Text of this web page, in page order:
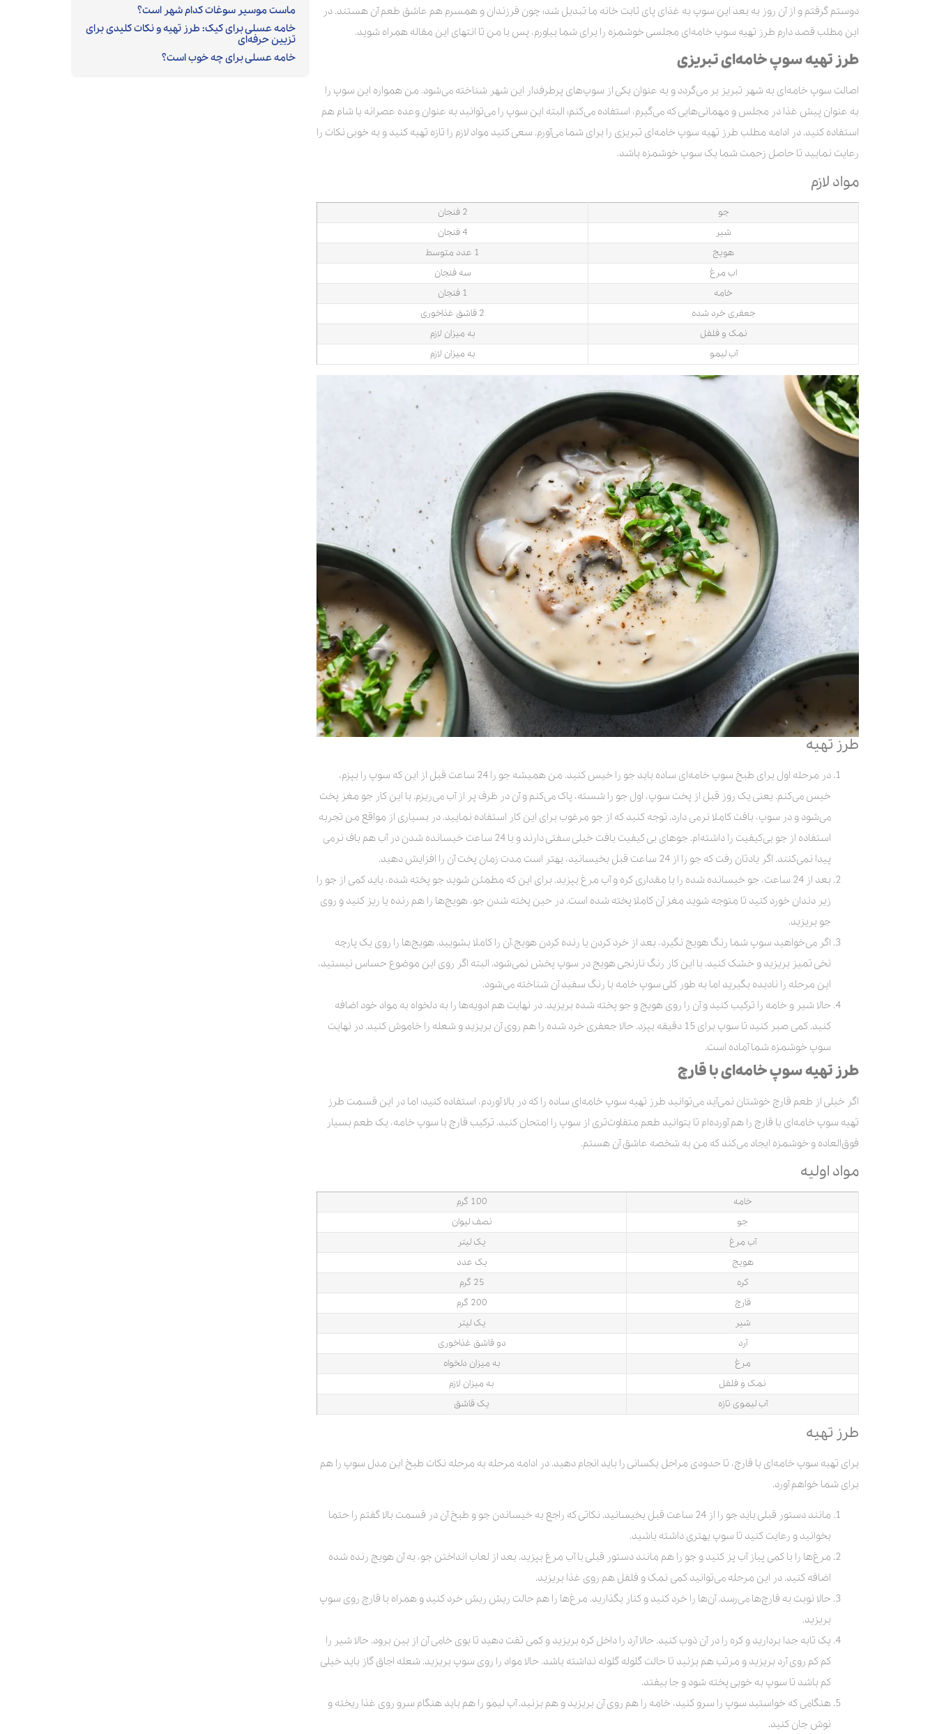
دوستم گرفتم و از آن روز به بعد این سوپ به غذای پای ثابت خانه ما تبدیل شد؛ چون فرزندان و همسرم هم عاشق طعم آن هستند. در
این مطلب قصد دارم طرز تهیه سوپ خامه‌ای مجلسی خوشمزه را برای شما بیاورم، پس با من تا انتهای این مقاله همراه شوید.
طرز تهیه سوپ خامه‌ای تبریزی
اصالت سوپ خامه‌ای به شهر تبریز بر می‌گردد و به عنوان یکی از سوپ‌‌های پرطرفدار این شهر شناخته می‌شود. من همواره این سوپ را
به عنوان پیش غذا در مجلس و مهمانی‌هایی که می‌گیرم، استفاده می‌کنم؛ البته این سوپ را می‌توانید به عنوان وعده عصرانه یا شام هم
استفاده کنید. در ادامه مطلب طرز تهیه سوپ خامه‌ای تبریزی را برای شما می‌آورم. سعی کنید مواد لازم را تازه تهیه کنید و به خوبی نکات را
رعایت نمایید تا حاصل زحمت شما یک سوپ خوشمزه باشد.
مواد لازم
جو
2 فنجان
شیر
4 فنجان
هویج
1 عدد متوسط
اب مرغ
سه فنجان
خامه
1 فنجان
جعفری خرد شده
2 قاشق غذاخوری
نمک و فلفل
به میزان لازم
آب لیمو
به میزان لازم
طرز تهیه
در مرحله اول برای طبخ سوپ خامه‌ای ساده باید جو را خیس کنید. من همیشه جو را 24 ساعت قبل از این که سوپ را بپزم،
خیس می‌کنم. یعنی یک روز قبل از پخت سوپ، اول جو را شسته، پاک می‌کنم و آن در ظرف پر از آب می‌ریزم. با این کار جو مغز پخت
می‌شود و در سوپ، بافت کاملا نرمی دارد. توجه کنید که از جو مرغوب برای این کار استفاده نمایید. در بسیاری از مواقع من تجربه
استفاده از جو بی‌کیفیت را داشته‌ام. جوهای بی کیفیت بافت خیلی سفتی دارند و با 24 ساعت خیسانده شدن در آب هم باف نرمی
پیدا‌‌ نمی‌کنند. اگر یادتان رفت که جو را از 24 ساعت قبل بخیسانید، بهتر است مدت زمان پخت آن را افزایش دهید.
بعد از 24 ساعت، جو خیسانده شده را با مقداری کره و آب مرغ بپزید. برای این که مطمئن شوید جو پخته شده، باید کمی از جو را
زیر دندان خورد کنید تا متوجه شوید مغز آن کاملا پخته شده است. در حین پخته شدن جو، هویج‌‌ها را هم رنده یا ریز کنید و روی
جو بریزید.
اگر می‌خواهید سوپ شما رنگ هویج نگیرد، بعد از خرد کردن یا رنده کردن هویج،آن را کاملا بشویید. هویج‌‌ها را روی یک پارچه
نخی تمیز بریزید و خشک کنید. با این کار رنگ نارنجی هویج در سوپ پخش‌‌ نمی‌شود. البته اگر روی این موضوع حساس نیستید،
این مرحله را نادیده بگیرید اما به طور کلی سوپ خامه با رنگ سفید آن شناخته می‌شود.
حالا شیر و خامه را ترکیب کنید و آن را روی هویج و جو پخته شده بریزید. در نهایت هم ادویه‌‌ها را به دلخواه به مواد خود اضافه
کنید. کمی صبر کنید تا سوپ برای 15 دقیقه بپزد. حالا جعفری خرد شده را هم روی آن بریزید و شعله را خاموش کنید. در نهایت
سوپ خوشمزه شما آماده است.
طرز تهیه سوپ خامه‌ای با قارچ
اگر خیلی از طعم قارچ خوشتان‌‌ نمی‌آید می‌توانید طرز تهیه سوپ خامه‌ای ساده را که در بالا آوردم، استفاده کنید؛ اما در این قسمت طرز
تهیه سوپ خامه‌ای با قارچ را هم آورده‌ام تا بتوانید طعم متفاوت‌تری از سوپ را امتحان کنید. ترکیب قارچ با سوپ خامه، یک طعم بسیار
فوق‌العاده و خوشمزه ایجاد می‌کند که من به شخصه عاشق آن هستم.
مواد اولیه
خامه
100 گرم
جو
نصف لیوان
آب مرغ
یک لیتر
هویج
یک عدد
کره
25 گرم
قارچ
200 گرم
شیر
یک لیتر
آرد
دو قاشق غذاخوری
مرغ
به میزان دلخواه
نمک و فلفل
به میزان لازم
آب لیموی تازه
یک قاشق
طرز تهیه
برای تهیه سوپ خامه‌ای با قارچ، تا حدودی مراحل یکسانی را باید انجام دهید. در ادامه مرحله به مرحله نکات طبخ این مدل سوپ را هم
برای شما خواهم آورد.
مانند دستور قبلی باید جو را از 24 ساعت قبل بخیسانید. نکاتی که راجع به خیساندن جو و طبخ آن در قسمت بالا گفتم را حتما
بخوانید و رعایت کنید تا سوپ بهتری داشته باشید.
مرغ‌‌ها را با کمی پیاز آب پز کنید و جو را هم مانند دستور قبلی با آب مرغ بپزید. بعد از لعاب انداختن جو، به آن هویج رنده شده
اضافه کنید. در این مرحله می‌توانید کمی نمک و فلفل هم روی غذا بریزید.
حالا نوبت به قارچ‌‌ها می‌رسد. آن‌‌ها را خرد کنید و کنار بگذارید. مرغ‌‌ها را هم حالت ریش ریش خرد کنید و همراه با قارچ روی سوپ
بریزید.
یک تابه جدا بردارید و کره را در آن ذوب کنید. حالا آرد را داخل کره بریزید و کمی تفت دهید تا بوی خامی آن از بین برود. حالا شیر را
کم کم روی آرد بریزید و مرتب هم بزنید تا حالت گلوله گلوله نداشته باشد. حالا مواد را روی سوپ بریزید. شعله اجاق گاز باید خیلی
کم باشد تا سوپ به خوبی پخته شود و جا بیفتد.
هنگامی که خواستید سوپ را سرو کنید، خامه را هم روی آن بریزید و هم بزنید. آب لیمو را هم باید هنگام سرو روی غذا ریخته و
نوش جان کنید.
ماست موسیر سوغات کدام شهر است؟
خامه عسلی برای کیک: طرز تهیه و نکات کلیدی برای
تزیین حرفه‌ای
خامه عسلی برای چه خوب است؟